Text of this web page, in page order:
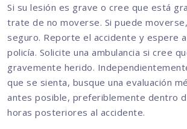
Si su lesión es grave o cree que está
trate de no moverse. Si puede
seguro. Reporte el accidente y espere
policía. Solicite una ambulancia si cree
gravemente herido.
que se sienta, busque una evaluación
antes posible, preferiblemente dentro
horas posteriores al accidente.